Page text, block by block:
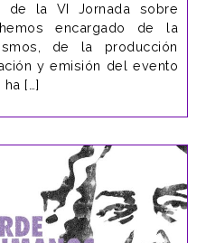
de la VI Jornada sobre
encargado de la
de la producción
y emisión del evento
[…]